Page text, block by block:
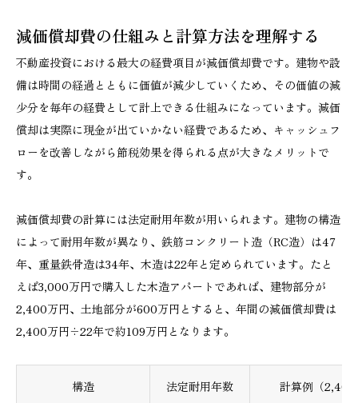
減価償却費の仕組みと計算方法を理解する
不動産投資における最大の経費項目が減価償却費です。建物や設
備は時間の経過とともに価値が減少していくため、その価値の減
少分を毎年の経費として計上できる仕組みになっています。減価
償却は実際に現金が出ていかない経費であるため、キャッシュフ
ローを改善しながら節税効果を得られる点が大きなメリットで
す。
減価償却費の計算には法定耐用年数が用いられます。建物の構造
によって耐用年数が異なり、鉄筋コンクリート造（RC造）は47
年、重量鉄骨造は34年、木造は22年と定められています。たと
えば3,000万円で購入した木造アパートであれば、建物部分が
2,400万円、土地部分が600万円とすると、年間の減価償却費は
2,400万円÷22年で約109万円となります。
構造 法定耐用年数 計算例（2,400